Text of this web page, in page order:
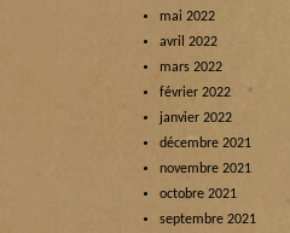
mai 2022
avril 2022
mars 2022
février 2022
janvier 2022
décembre 2021
novembre 2021
octobre 2021
septembre 2021